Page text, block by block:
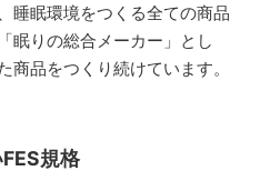
睡眠環境をつくる全ての商品
眠りの総合メーカー」とし
商品をつくり続けています。
規格